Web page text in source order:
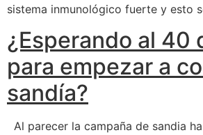
sistema inmunológico fuerte y esto
¿Esperando al 40
para empezar a
sandía?
Al parecer la campaña de sandia